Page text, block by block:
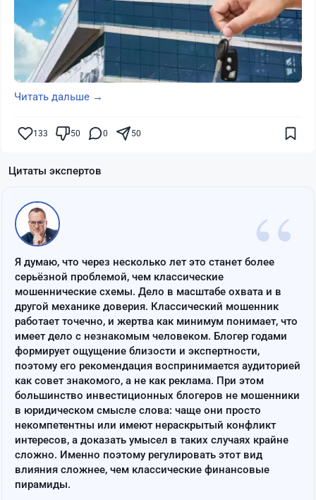
Читать дальше →
133 50 0 50
Цитаты экспертов
“
Я думаю, что через несколько лет это станет более
серьёзной проблемой, чем классические
мошеннические схемы. Дело в масштабе охвата и в
другой механике доверия. Классический мошенник
работает точечно, и жертва как минимум понимает, что
имеет дело с незнакомым человеком. Блогер годами
формирует ощущение близости и экспертности,
поэтому его рекомендация воспринимается аудиторией
как совет знакомого, а не как реклама. При этом
большинство инвестиционных блогеров не мошенники
в юридическом смысле слова: чаще они просто
некомпетентны или имеют нераскрытый конфликт
интересов, а доказать умысел в таких случаях крайне
сложно. Именно поэтому регулировать этот вид
влияния сложнее, чем классические финансовые
пирамиды.